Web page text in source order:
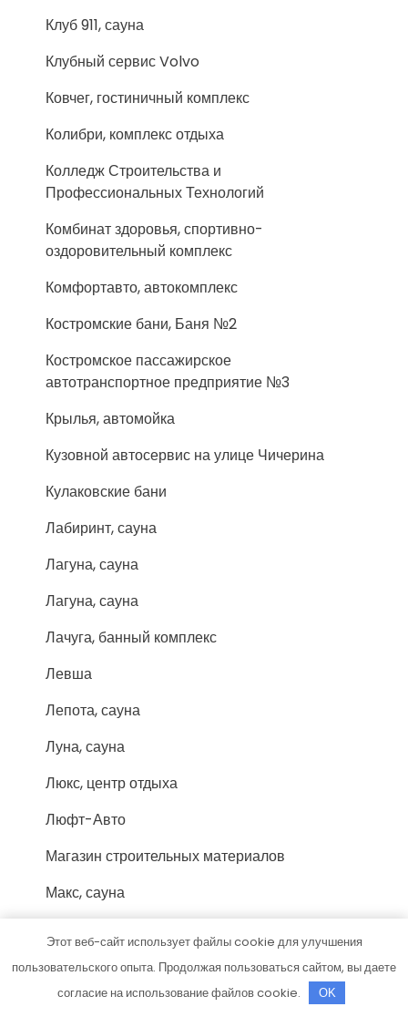
Клуб 911, сауна
Клубный сервис Volvo
Ковчег, гостиничный комплекс
Колибри, комплекс отдыха
Колледж Строительства и
Профессиональных Технологий
Комбинат здоровья, спортивно-
оздоровительный комплекс
Комфортавто, автокомплекс
Костромские бани, Баня №2
Костромское пассажирское
автотранспортное предприятие №3
Крылья, автомойка
Кузовной автосервис на улице Чичерина
Кулаковские бани
Лабиринт, сауна
Лагуна, сауна
Лагуна, сауна
Лачуга, банный комплекс
Левша
Лепота, сауна
Луна, сауна
Люкс, центр отдыха
Люфт-Авто
Магазин строительных материалов
Макс, сауна
Марафон, отель-клуб
Марс, сауна
Этот веб-сайт использует файлы cookie для улучшения
пользовательского опыта. Продолжая пользоваться сайтом, вы даете
согласие на использование файлов cookie.
OK